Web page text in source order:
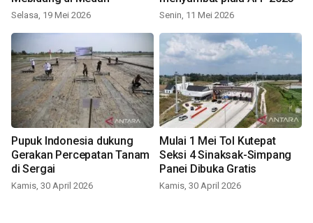
Selasa, 19 Mei 2026 Senin, 11 Mei 2026
Pupuk Indonesia dukung
Gerakan Percepatan Tanam
di Sergai
Kamis, 30 April 2026
Mulai 1 Mei Tol Kutepat
Seksi 4 Sinaksak-Simpang
Panei Dibuka Gratis
Kamis, 30 April 2026